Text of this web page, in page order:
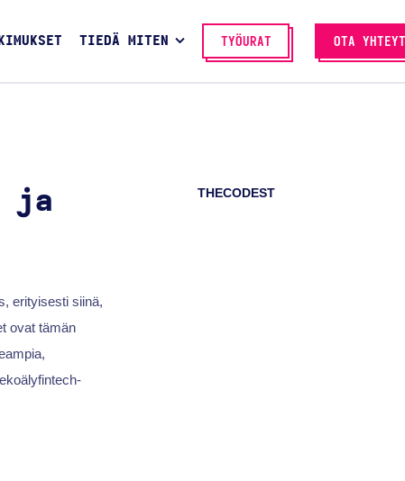
TIEDÄ MITEN TYÖURAT OTA
ja
THECODEST
erityisesti siinä,
ovat tämän